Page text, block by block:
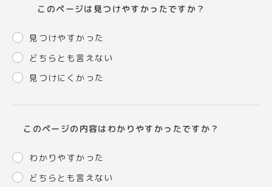
このページは見つけやすかったですか？
見つけやすかった
どちらとも言えない
見つけにくかった
このページの内容はわかりやすかったですか？
わかりやすかった
どちらとも言えない